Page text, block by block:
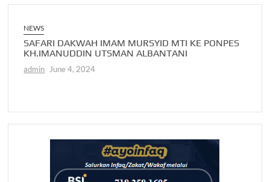
NEWS
SAFARI DAKWAH IMAM MURSYID MTI KE PONPES
KH.IMANUDDIN UTSMAN ALBANTANI
admin June 4, 2024